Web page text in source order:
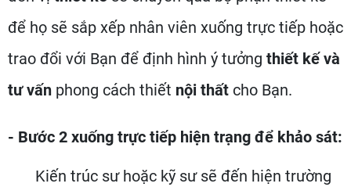
để họ sẽ sắp xếp nhân viên xuống trực tiếp hoặc
trao đổi với Bạn để định hình ý tưởng thiết kế và
tư vấn phong cách thiết nội thất cho Bạn.
- Bước 2 xuống trực tiếp hiện trạng để khảo sát:
Kiến trúc sư hoặc kỹ sư sẽ đến hiện trường